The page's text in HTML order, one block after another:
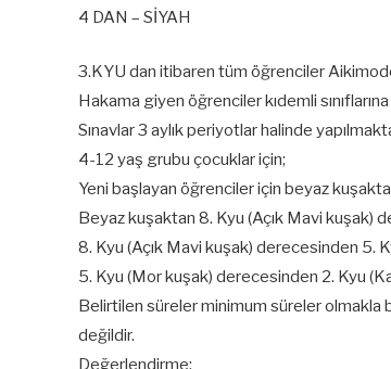
4 DAN – SİYAH
3.KYU dan itibaren tüm öğrenciler
Hakama giyen öğrenciler kıdemli
Sınavlar 3 aylık periyotlar halinde
4-12 yaş grubu çocuklar için;
Yeni başlayan öğrenciler için beyaz
Beyaz kuşaktan 8. Kyu (Açık Mavi kuşak)
8. Kyu (Açık Mavi kuşak) derecesinden 5.
5. Kyu (Mor kuşak) derecesinden 2. Kyu
Belirtilen süreler minimum süreler olmakla
değildir.
Değerlendirme;